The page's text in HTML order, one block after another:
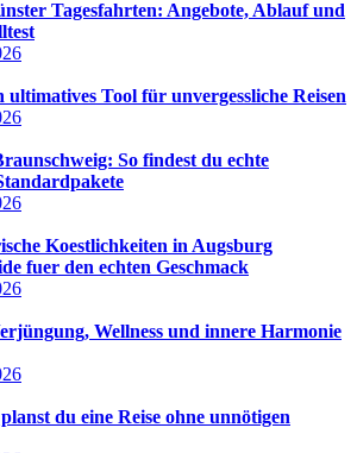
Tagesfahrten: Angebote, Ablauf und
ultimatives Tool für unvergessliche Reisen
So findest du echte
Koestlichkeiten in Augsburg
fuer den echten Geschmack
Wellness und innere Harmonie
du eine Reise ohne unnötigen